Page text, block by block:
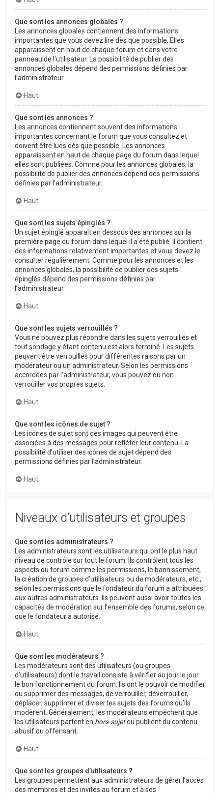
Que sont les annonces globales ?
Les annonces globales contiennent des informations
importantes que vous devez lire dès que possible. Elles
apparaissent en haut de chaque forum et dans votre
panneau de l’utilisateur. La possibilité de publier des
annonces globales dépend des permissions définies par
l’administrateur.
Haut
Que sont les annonces ?
Les annonces contiennent souvent des informations
importantes concernant le forum que vous consultez et
doivent être lues dès que possible. Les annonces
apparaissent en haut de chaque page du forum dans lequel
elles sont publiées. Comme pour les annonces globales, la
possibilité de publier des annonces dépend des permissions
définies par l’administrateur.
Haut
Que sont les sujets épinglés ?
Un sujet épinglé apparaît en dessous des annonces sur la
première page du forum dans lequel il a été publié. il contient
des informations relativement importantes et vous devez le
consulter régulièrement. Comme pour les annonces et les
annonces globales, la possibilité de publier des sujets
épinglés dépend des permissions définies par
l’administrateur.
Haut
Que sont les sujets verrouillés ?
Vous ne pouvez plus répondre dans les sujets verrouillés et
tout sondage y étant contenu est alors terminé. Les sujets
peuvent être verrouillés pour différentes raisons par un
modérateur ou un administrateur. Selon les permissions
accordées par l’administrateur, vous pouvez ou non
verrouiller vos propres sujets.
Haut
Que sont les icônes de sujet ?
Les icônes de sujet sont des images qui peuvent être
associées à des messages pour refléter leur contenu. La
possibilité d’utiliser des icônes de sujet dépend des
permissions définies par l’administrateur.
Haut
Niveaux d’utilisateurs et groupes
Que sont les administrateurs ?
Les administrateurs sont les utilisateurs qui ont le plus haut
niveau de contrôle sur tout le forum. Ils contrôlent tous les
aspects du forum comme les permissions, le bannissement,
la création de groupes d’utilisateurs ou de modérateurs, etc.,
selon les permissions que le fondateur du forum a attribuées
aux autres administrateurs. Ils peuvent aussi avoir toutes les
capacités de modération sur l’ensemble des forums, selon ce
que le fondateur a autorisé.
Haut
Que sont les modérateurs ?
Les modérateurs sont des utilisateurs (ou groupes
d’utilisateurs) dont le travail consiste à vérifier au jour le jour
le bon fonctionnement du forum. Ils ont le pouvoir de modifier
ou supprimer des messages, de verrouiller, déverrouiller,
déplacer, supprimer et diviser les sujets des forums qu’ils
modèrent. Généralement, les modérateurs empêchent que
les utilisateurs partent en hors-sujetou publient du contenu
abusif ou offensant.
Haut
Que sont les groupes d’utilisateurs ?
Les groupes permettent aux administrateurs de gérer l’accès
des membres et des invités au forum et à ses